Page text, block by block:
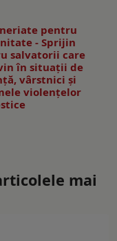
pentru
- Sprijin
salvatorii care
în situații de
vârstnici și
violențelor
mai